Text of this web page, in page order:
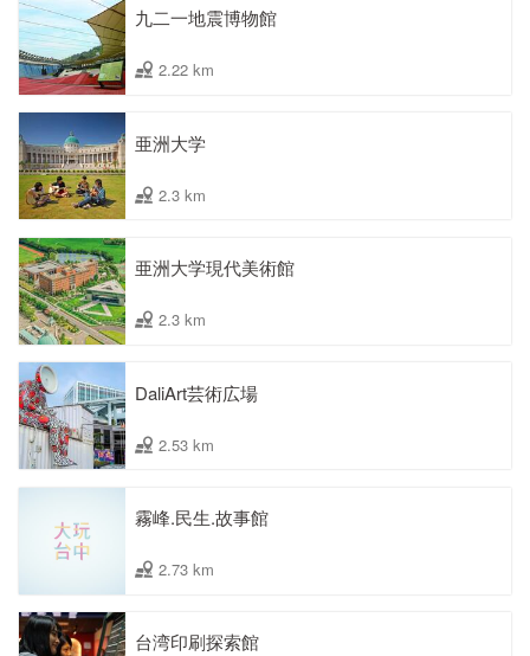
九二一地震博物館
2.22 km
亜洲大学
2.3 km
亜洲大学現代美術館
2.3 km
DaliArt芸術広場
2.53 km
霧峰.民生.故事館
2.73 km
台湾印刷探索館